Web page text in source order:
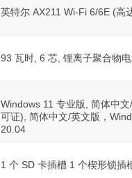
英特尔 AX211 Wi-Fi 6/6E (高
93 瓦时, 6 芯, 锂离子聚合物
Windows 11 专业版, 简体中
可证), 简体中文/英文版，
20.04
1 个 SD 卡插槽 1 个楔形锁插